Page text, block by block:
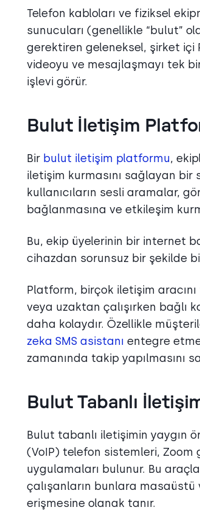
Telefon kabloları ve fiziksel
sunucuları (genellikle “bulut”
gerektiren geleneksel, şirket içi
videoyu ve mesajlaşmayı tek
işlevi görür.
Bulut İletişim
Bir bulut iletişim platformu,
iletişim kurmasını sağlayan bir
kullanıcıların sesli aramalar,
bağlanmasına ve etkileşim
Bu, ekip üyelerinin bir internet
cihazdan sorunsuz bir şekilde
Platform, birçok iletişim
veya uzaktan çalışırken bağlı
daha kolaydır. Özellikle
zeka SMS asistanı entegre
zamanında takip yapılmasını
Bulut Tabanlı
Bulut tabanlı iletişimin yaygın
(VoIP) telefon sistemleri, Zoom
uygulamaları bulunur. Bu
çalışanların bunlara masaüstü
erişmesine olanak tanır.